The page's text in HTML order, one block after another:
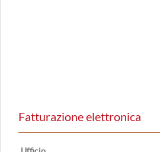
Fatturazione elettronica